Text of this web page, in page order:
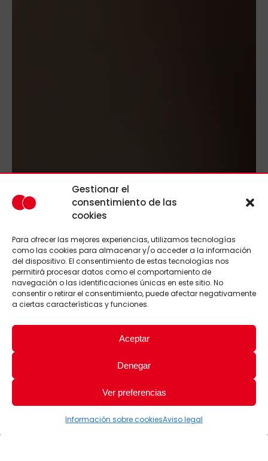
Gestionar el
consentimiento de las
cookies
Para ofrecer las mejores experiencias, utilizamos tecnologías
como las cookies para almacenar y/o acceder a la información
del dispositivo. El consentimiento de estas tecnologías nos
permitirá procesar datos como el comportamiento de
navegación o las identificaciones únicas en este sitio. No
consentir o retirar el consentimiento, puede afectar negativamente
a ciertas características y funciones.
Aceptar
Denegar
Ver preferencias
Información sobre cookiesAviso legal